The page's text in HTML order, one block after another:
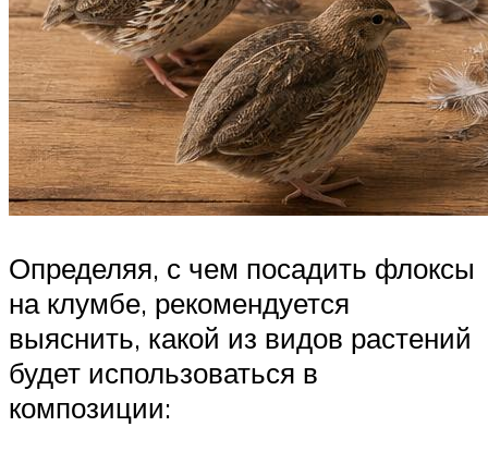
Определяя, с чем посадить флоксы
на клумбе, рекомендуется
выяснить, какой из видов растений
будет использоваться в
композиции: